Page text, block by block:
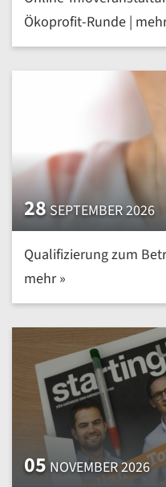
28SEPTEMBER 2026
Qualifizierung zum
mehr »
05 NOVEMBER 2026